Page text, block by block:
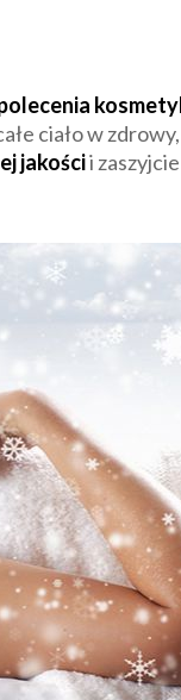
ciało w
jakościi